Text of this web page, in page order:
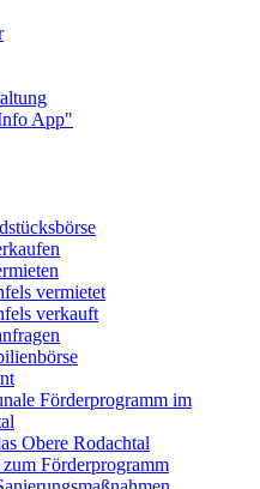
App"
vermietet
verkauft
Förderprogramm im
Obere Rodachtal
Förderprogramm